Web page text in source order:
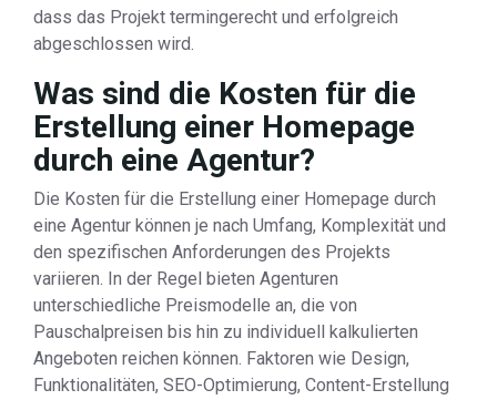
dass das Projekt termingerecht und erfolgreich
abgeschlossen wird.
Was sind die Kosten für die
Erstellung einer Homepage
durch eine Agentur?
Die Kosten für die Erstellung einer Homepage durch
eine Agentur können je nach Umfang, Komplexität und
den spezifischen Anforderungen des Projekts
variieren. In der Regel bieten Agenturen
unterschiedliche Preismodelle an, die von
Pauschalpreisen bis hin zu individuell kalkulierten
Angeboten reichen können. Faktoren wie Design,
Funktionalitäten, SEO-Optimierung, Content-Erstellung